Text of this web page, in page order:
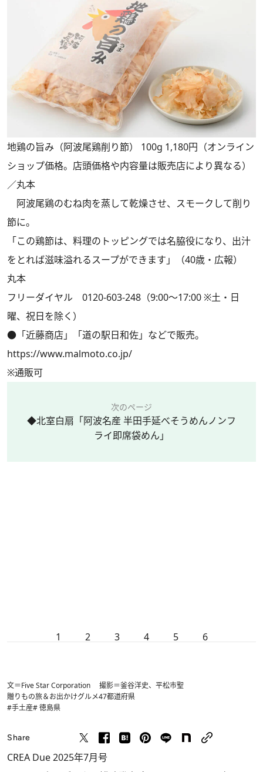
地鶏の旨み（阿波尾鶏削り節） 100g 1,180円（オンライン
ショップ価格。店頭価格や内容量は販売店により異なる）
／丸本
阿波尾鶏のむね肉を蒸して乾燥させ、スモークして削り
節に。
「この鶏節は、料理のトッピングでは名脇役になり、出汁
をとれば滋味溢れるスープができます」（40歳・広報）
丸本
フリーダイヤル 0120-603-248（9:00～17:00 ※土・日
曜、祝日を除く）
●「近藤商店」「道の駅日和佐」などで販売。
https://www.malmoto.co.jp/
※通販可
次のページ
◆北室白扇「阿波名産 半田手延べそうめんノンフ
ライ即席袋めん」
1 2 3 4 5 6
文＝Five Star Corporation 撮影＝釜谷洋史、平松市聖
贈りもの旅＆お出かけグルメ47都道府県
#手土産# 徳島県
Share
CREA Due 2025年7月号